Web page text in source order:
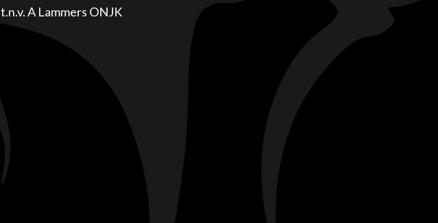
t.n.v. A Lammers ONJK